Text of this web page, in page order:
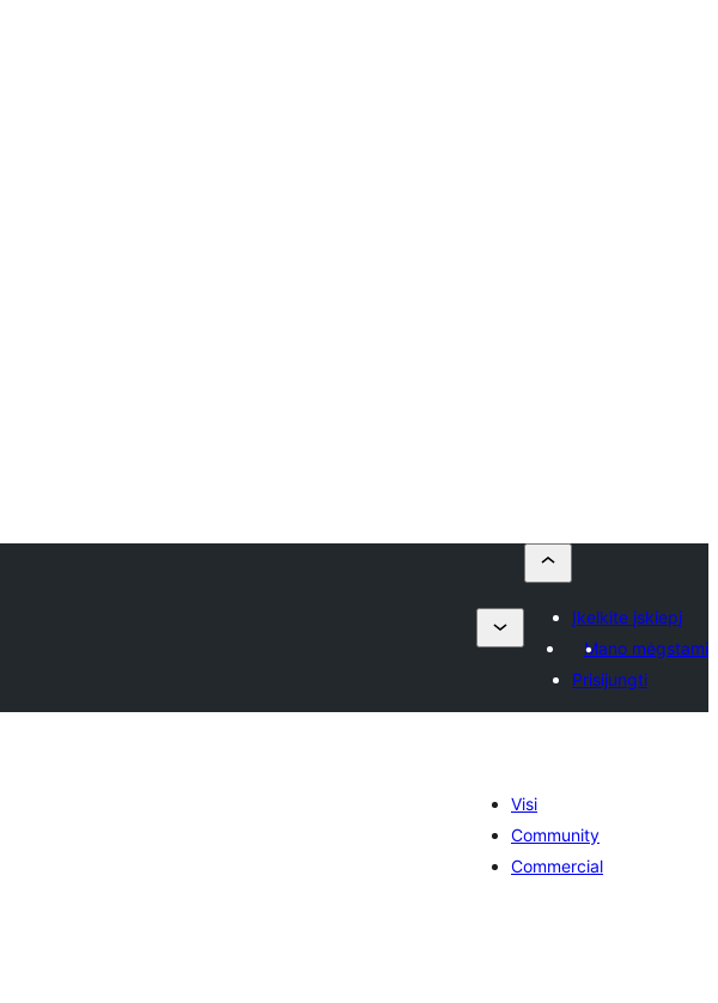
Įkelkite įskiepį
Mano mėgstami
Prisijungti
Visi
Community
Commercial